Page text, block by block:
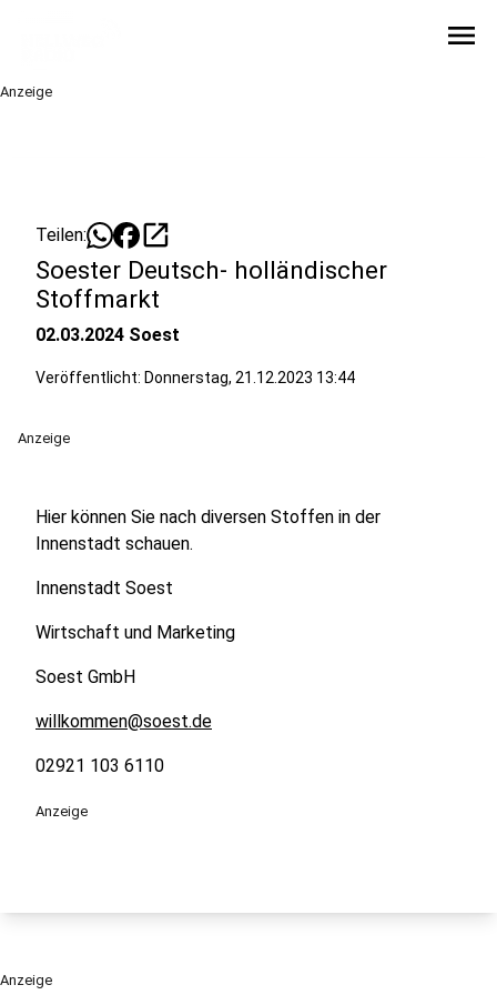
menu
Anzeige
Teilen: open_in_new
Soester Deutsch- holländischer
Stoffmarkt
02.03.2024 Soest
Veröffentlicht: Donnerstag, 21.12.2023 13:44
Anzeige
Hier können Sie nach diversen Stoffen in der
Innenstadt schauen.
Innenstadt Soest
Wirtschaft und Marketing
Soest GmbH
willkommen@soest.de
02921 103 6110
Anzeige
Anzeige